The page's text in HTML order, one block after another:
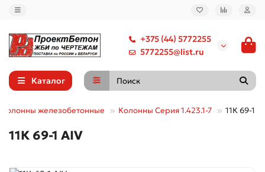
+375 (44) 5772255
5772255@list.ru
Каталог
Колонны железобетонные Колонны Серия 1.423.1-7 11К 69-1
11К 69-1 АIV